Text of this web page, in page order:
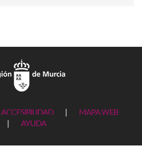
ACCESIBILIDAD
MAPA WEB
AYUDA